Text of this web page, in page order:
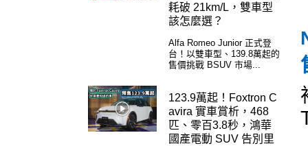
耗破 21km/L，雙車型
該怎麼選？
Alfa Romeo Junior 正式登
台！以雙車型、139.8萬起的
售價挑戰 BSUV 市場...
123.9萬起！Foxtron C
avira 實車賞析，468
匹、零百3.8秒，鴻華
國產電動 SUV 告別里